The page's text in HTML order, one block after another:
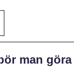
man göra